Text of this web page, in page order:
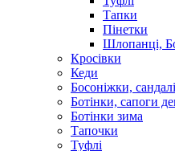
Тапки
Пінетки
Шлопанці,
Кросівки
Кеди
Босоніжки, сандалі
Ботінки, сапоги
Ботінки зима
Тапочки
Туфлі